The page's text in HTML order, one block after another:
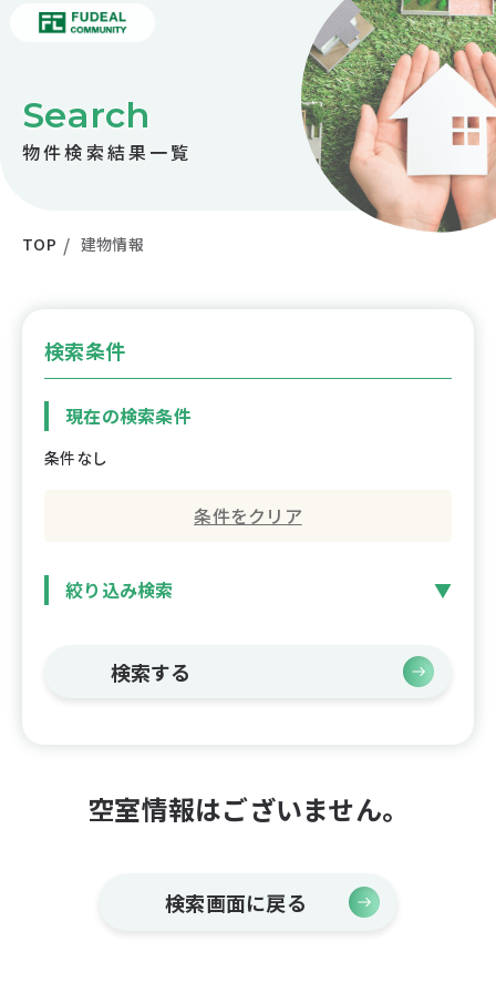
物件検索結果一覧
Search
TOP 建物情報
検索条件
現在の検索条件
条件なし
条件をクリア
絞り込み検索
検索する
空室情報はございません。
検索画面に戻る